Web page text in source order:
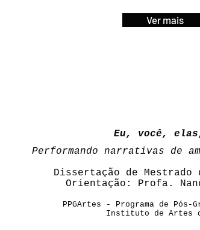
Ver mais
Eu, você,
Performando narrativas de
Dissertação de Mestrado
Orientação: Profa.
PPGArtes - Programa de Pós-
Instituto de Artes